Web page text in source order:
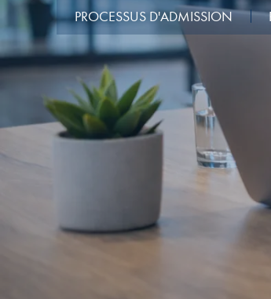
PROCESSUS D'ADMISSION